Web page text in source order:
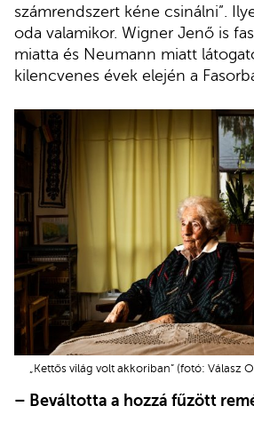
számrendszert kéne csinálni”.
oda valamikor. Wigner Jenő is
miatta és Neumann miatt
kilencvenes évek elején a
„Kettős világ volt akkoriban” (fotó: Válasz
– Beváltotta a hozzá fűzött